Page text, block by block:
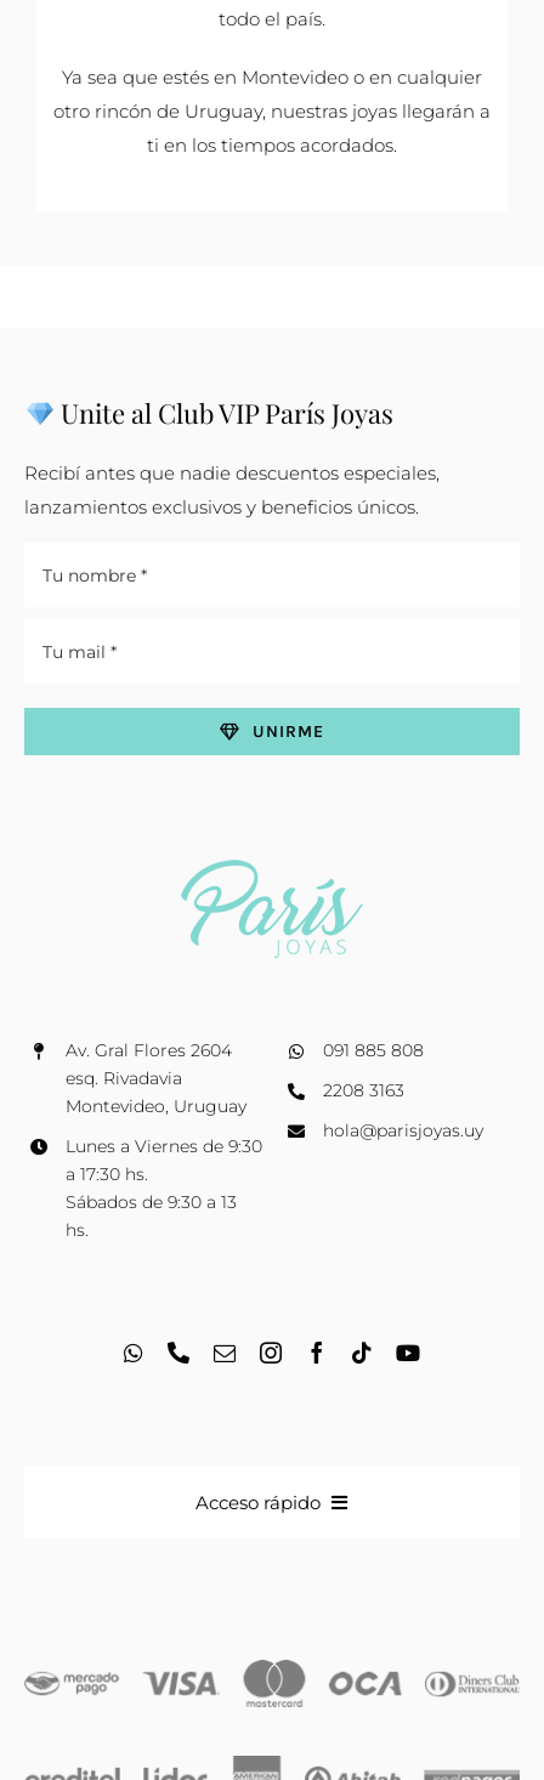
todo el país.
Ya sea que estés en Montevideo o en cualquier
otro rincón de Uruguay, nuestras joyas llegarán a
ti en los tiempos acordados.
Av. Gral Flores 2604
esq. Rivadavia
Montevideo, Uruguay
Lunes a Viernes de 9:30
a 17:30 hs.
Sábados de 9:30 a 13
hs.
091 885 808
2208 3163
hola@parisjoyas.uy
Unite al Club VIP París Joyas
Recibí antes que nadie descuentos especiales,
lanzamientos exclusivos y beneficios únicos.
UNIRME
Acceso rápido
Iniciales